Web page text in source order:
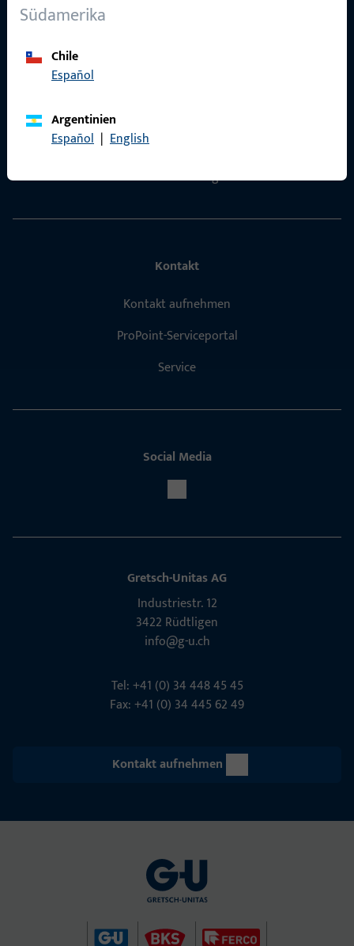
Südamerika
Chile
Español
Argentinien
Español | EnglishReferenzen
Produktkatalog
Kontakt
Kontakt aufnehmen
ProPoint-Serviceportal
Service
Social Media
Gretsch-Unitas AG
Indu­s­triestr. 12
3422 Rüdt­ligen
info@g-u.ch
Tel: +41 (0) 34 448 45 45
Fax: +41 (0) 34 445 62 49
Kontakt aufnehmen